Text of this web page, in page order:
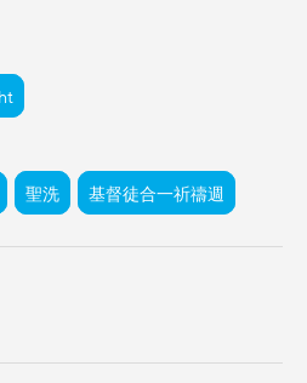
聖洗 基督徒合一祈禱週